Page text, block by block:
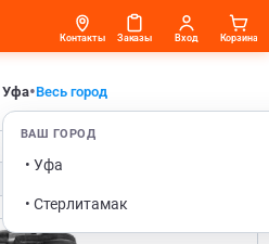
Уфа•Весь город
ВАШ ГОРОД
• Уфа
• Стерлитамак
Контакты Заказы Вход Корзина